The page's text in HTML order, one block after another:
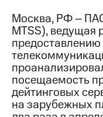
Контакты
Медиа-центр
Пресс-
релизы
МТС
о
Москва, РФ –
MTSS), ведущая
посещаемость
дейтинговых
на зарубежных